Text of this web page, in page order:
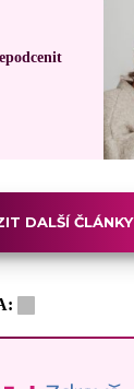
DALŠÍ ČLÁNKY